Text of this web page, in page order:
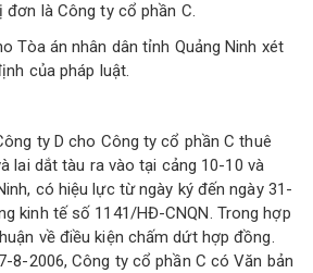
đơn là Công ty cổ phần C.
Tòa án nhân dân tỉnh Quảng Ninh xét
của pháp luật.
ty D cho Công ty cổ phần C thuê
lai dắt tàu ra vào tại cảng 10-10 và
có hiệu lực từ ngày ký đến ngày 31-
kinh tế số 1141/HĐ-CNQN. Trong hợp
về điều kiện chấm dứt hợp đồng.
8-2006, Công ty cổ phần C có Văn bản